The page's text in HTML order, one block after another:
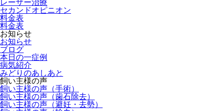
レーザー治療
セカンドオピニオン
料金表
料金表
お知らせ
お知らせ
ブログ
本日の一症例
病気紹介
みどりのあしあと
飼い主様の声
飼い主様の声（手術）
飼い主様の声（歯石除去）
飼い主様の声（避妊・去勢）